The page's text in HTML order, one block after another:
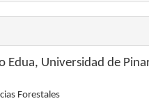
Edua, Universidad de
Forestales